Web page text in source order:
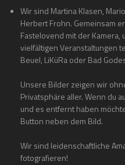
Wir sind Martina Klasen,
Herbert Frohn. Gemeinsam
Fastelovend mit der Kamera,
vielfältigen Veranstaltungen
Beuel, LiKüRa oder Bad
Unsere Bilder zeigen wir
Privatsphäre aller. Wenn du
und es entfernt haben
Button neben dem Bild.
Wir sind leidenschaftliche
fotografieren!